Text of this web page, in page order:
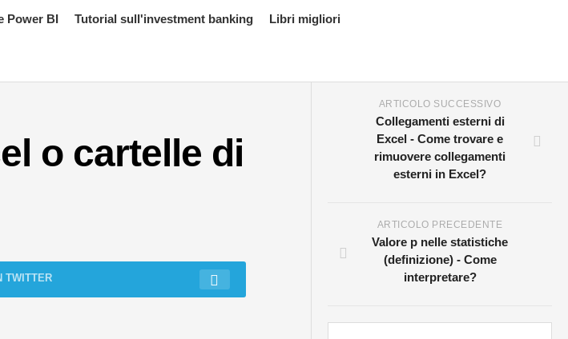
Power BI Tutorial sull'investment banking Libri migliori
o cartelle di
TWITTER
ARTICOLO SUCCESSIVO
Collegamenti esterni di
Excel - Come trovare e
rimuovere collegamenti
esterni in Excel?
ARTICOLO PRECEDENTE
Valore p nelle statistiche
(definizione) - Come
interpretare?